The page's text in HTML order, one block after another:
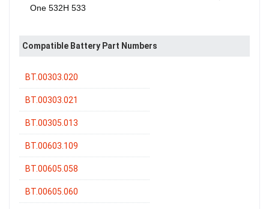
One 532H 533
Compatible Battery Part Numbers
BT.00303.020
BT.00303.021
BT.00305.013
BT.00603.109
BT.00605.058
BT.00605.060